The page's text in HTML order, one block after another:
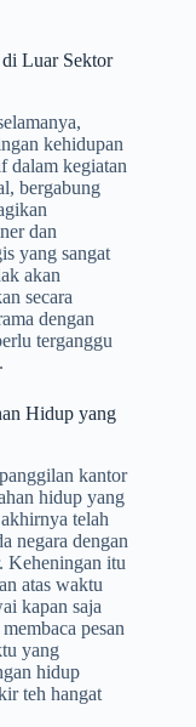
Luar Sektor
kehidupan
dalam kegiatan
bergabung
dan
yang sangat
akan
secara
dengan
terganggu
Hidup yang
kantor
hidup yang
telah
negara dengan
Keheningan itu
atas waktu
kapan saja
pesan
yang
hidup
teh hangat